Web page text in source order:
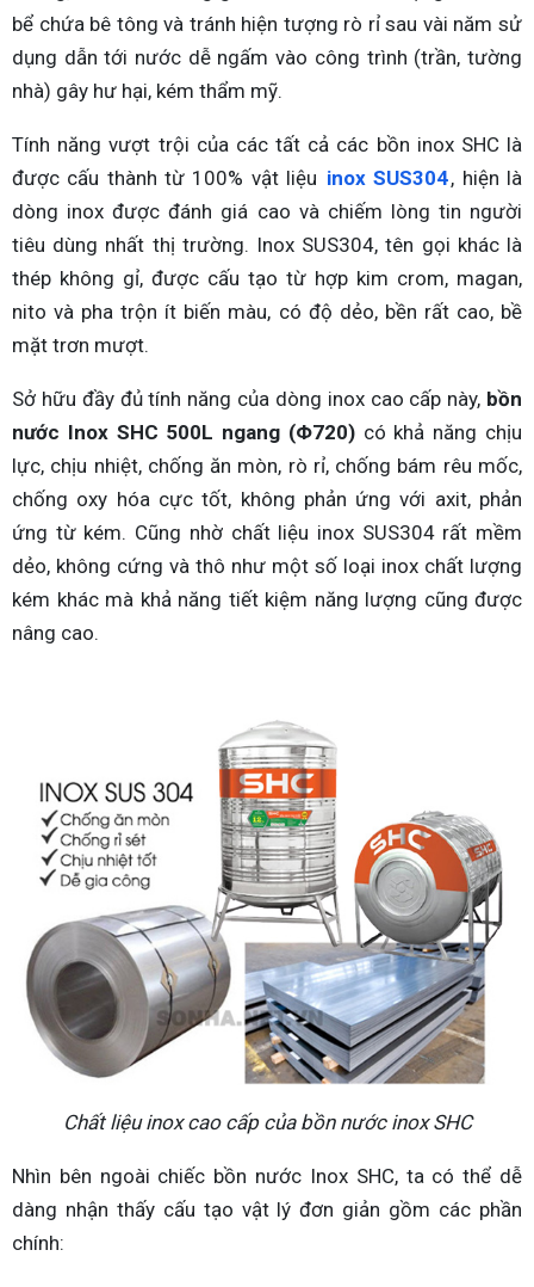
bể chứa bê tông và tránh hiện tượng rò rỉ sau vài năm sử
dụng dẫn tới nước dễ ngấm vào công trình (trần, tường
nhà) gây hư hại, kém thẩm mỹ.
Tính năng vượt trội của các tất cả các bồn inox SHC là
được cấu thành từ 100% vật liệu inox SUS304, hiện là
dòng inox được đánh giá cao và chiếm lòng tin người
tiêu dùng nhất thị trường. Inox SUS304, tên gọi khác là
thép không gỉ, được cấu tạo từ hợp kim crom, magan,
nito và pha trộn ít biến màu, có độ dẻo, bền rất cao, bề
mặt trơn mượt.
Sở hữu đầy đủ tính năng của dòng inox cao cấp này, bồn
nước Inox SHC 500L ngang (Φ720)có khả năng chịu
lực, chịu nhiệt, chống ăn mòn, rò rỉ, chống bám rêu mốc,
chống oxy hóa cực tốt, không phản ứng với axit, phản
ứng từ kém. Cũng nhờ chất liệu inox SUS304 rất mềm
dẻo, không cứng và thô như một số loại inox chất lượng
kém khác mà khả năng tiết kiệm năng lượng cũng được
nâng cao.
Chất liệu inox cao cấp của bồn nước inox SHC
Nhìn bên ngoài chiếc bồn nước Inox SHC, ta có thể dễ
dàng nhận thấy cấu tạo vật lý đơn giản gồm các phần
chính: